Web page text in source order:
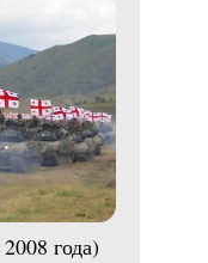
года)